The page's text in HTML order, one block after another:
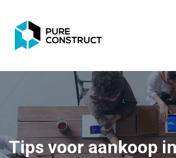
content
Tips voor aankoop